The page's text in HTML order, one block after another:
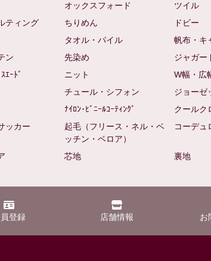
オックスフォード
ツイル
ティング
ちりめん
ドビー
タオル・パイル
帆布・キ
ン
先染め
ジャガー
ｴｰﾄﾞ
ニット
W幅・広
チュール・シフォン
ジョーゼ
ﾅｲﾛﾝ･ﾋﾞﾆｰﾙｺｰﾃｨﾝｸﾞ
クールク
ッカー
起毛（フリース・ネル・ベ
ッチン・ベロア）
コーデュ
芯地 裏地
登録 店舗情報 お